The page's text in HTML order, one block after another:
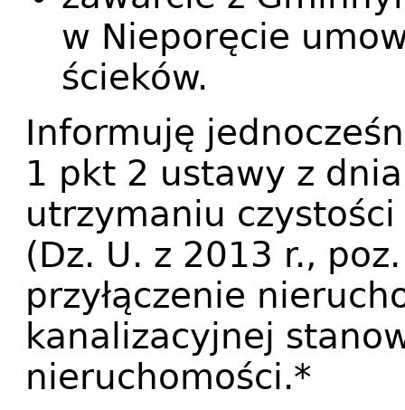
w Nieporęcie
ścieków.
Informuję
1 pkt 2 ustawy z
utrzymaniu
(Dz. U. z 2013 r.,
przyłączenie
kanalizacyjnej
nieruchomości.*